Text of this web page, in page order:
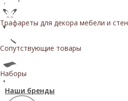
Трафареты для декора мебели и стен
Сопутствующие товары
Наборы
Наши бренды